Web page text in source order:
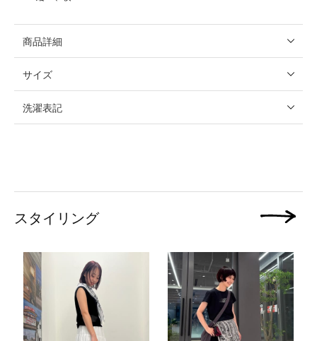
商品詳細
サイズ
洗濯表記
スタイリング 次の画像